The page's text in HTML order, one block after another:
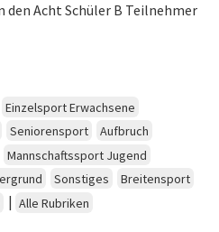
den Acht Schüler B Teilnehmer
Einzelsport Erwachsene
Seniorensport
Aufbruch
Mannschaftssport Jugend
Sonstiges
Breitensport
| Alle Rubriken